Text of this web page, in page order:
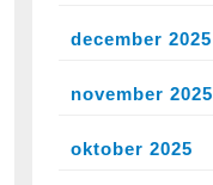
december 2025
november 2025
oktober 2025